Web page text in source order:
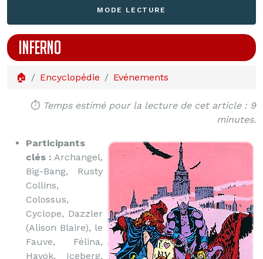
MODE LECTURE
INFERNO
🏠 Encyclopédie Evénements
⏱️ Temps estimé pour la lecture de cet article : 9
minutes.
Participants
clés : Archangel,
Big-Bang, Rusty
Collins,
Colossus,
Cyclope, Dazzler
(Alison Blaire), le
Fauve, Félina,
Havok, Iceberg,